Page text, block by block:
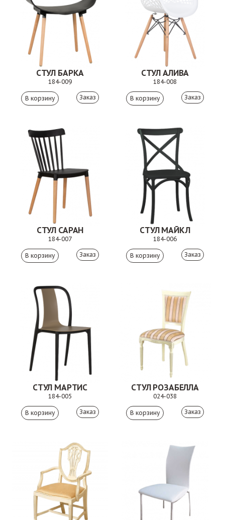
СТУЛ БАРКА
184-009
Заказ
СТУЛ АЛИВА
184-008
Заказ
СТУЛ САРАН
184-007
Заказ
СТУЛ МАЙКЛ
184-006
Заказ
СТУЛ МАРТИС
184-005
Заказ
СТУЛ РОЗАБЕЛЛА
024-038
Заказ